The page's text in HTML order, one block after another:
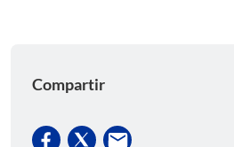
Compartir